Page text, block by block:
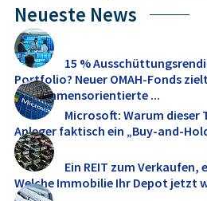
Neueste News
15 %
Portfolio? Neuer OMAH-Fonds
einkommensorientierte ...
Microsoft: Warum dieser
Anleger faktisch ein „Buy-and-
Ein REIT zum Verkaufen,
Welche Immobilie Ihr Depot jetzt